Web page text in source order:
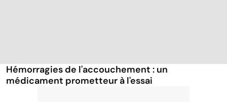
Hémorragies de l'accouchement : un
médicament prometteur à l'essai